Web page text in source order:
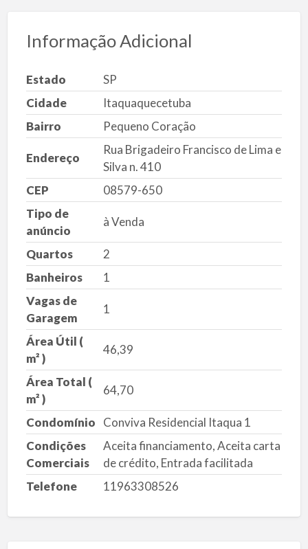
Informação Adicional
Estado
SP
Cidade
Itaquaquecetuba
Bairro
Pequeno Coração
Endereço
Rua Brigadeiro Francisco de Lima e
Silva n. 410
CEP
08579-650
Tipo de
anúncio
à Venda
Quartos
2
Banheiros
1
Vagas de
Garagem
1
Área Útil (
m² )
46,39
Área Total (
m² )
64,70
Condomínio
Conviva Residencial Itaqua 1
Condições
Comerciais
Aceita financiamento, Aceita carta
de crédito, Entrada facilitada
Telefone
11963308526